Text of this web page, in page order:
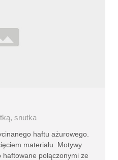
snutka
haftu ażurowego.
materiału. Motywy
połączonymi ze